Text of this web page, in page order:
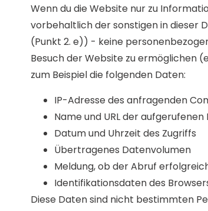
Wenn du die Website nur zu
vorbehaltlich der sonstigen in dieser
(Punkt 2. e)) - keine
Besuch der Website zu ermöglichen
zum Beispiel die folgenden Daten:
IP-Adresse des anfragenden
Name und URL der aufgerufenen
Datum und Uhrzeit des Zugriffs
Übertragenes Datenvolumen
Meldung, ob der Abruf
Identifikationsdaten des
Diese Daten sind nicht bestimmten